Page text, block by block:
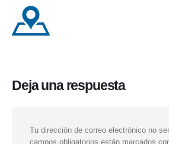
Deja una respuesta
Tu dirección de correo electrónico no
campos obligatorios están marcados